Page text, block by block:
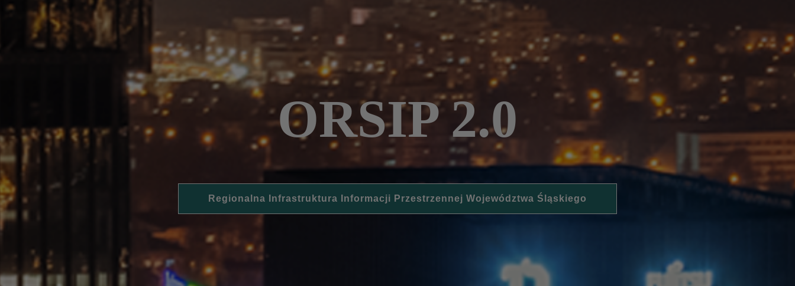
ORSIP 2.0
Regionalna Infrastruktura Informacji Przestrzennej Województwa Śląskiego